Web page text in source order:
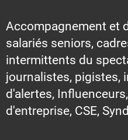
Accompagnement et
salariés seniors,
intermittents du
journalistes, pigistes,
d'alertes,
d'entreprise, CSE,